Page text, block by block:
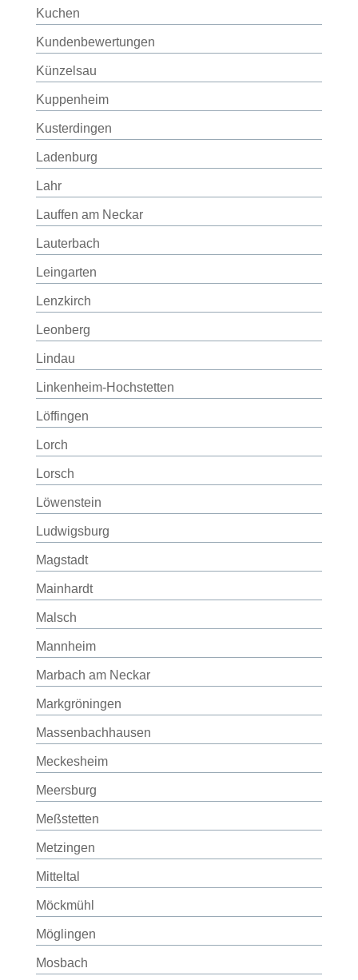
Kuchen
Kundenbewertungen
Künzelsau
Kuppenheim
Kusterdingen
Ladenburg
Lahr
Lauffen am Neckar
Lauterbach
Leingarten
Lenzkirch
Leonberg
Lindau
Linkenheim-Hochstetten
Löffingen
Lorch
Lorsch
Löwenstein
Ludwigsburg
Magstadt
Mainhardt
Malsch
Mannheim
Marbach am Neckar
Markgröningen
Massenbachhausen
Meckesheim
Meersburg
Meßstetten
Metzingen
Mitteltal
Möckmühl
Möglingen
Mosbach